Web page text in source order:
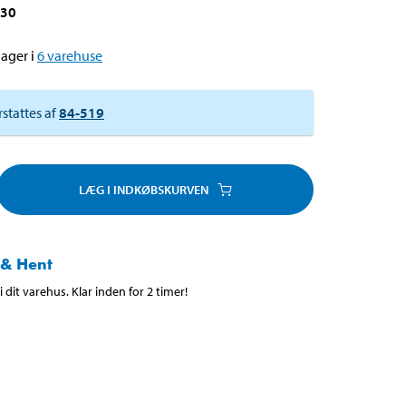
i 6varehuse
af84-519
LÆG I INDKØBSKURVEN
Hent
dit varehus. Klar inden for 2 timer!